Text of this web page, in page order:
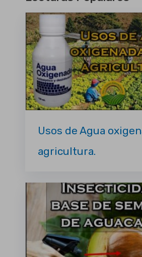
Usos de Agua
agricultura.